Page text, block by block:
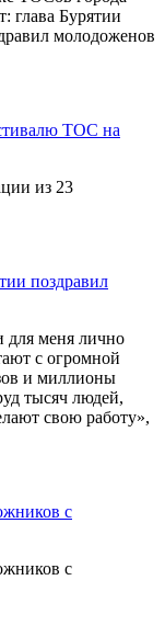
глава Бурятии
молодоженов
ТОС на
из 23
поздравил
для меня лично
с огромной
и миллионы
тысяч людей,
свою работу»,
с
с